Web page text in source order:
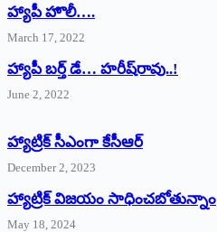
హ్యాపీ హొలీ….
March 17, 2022
హ్యాపీ బర్త్ ‌డే… హరీష్‌రావు..!
June 2, 2022
హ్యాట్రిక్‌ ‌సీఎంగా కేసీఆర్‌
December 2, 2023
హ్యాట్రిక్‌ విజయం సాధించబోతున్నాం
May 18, 2024